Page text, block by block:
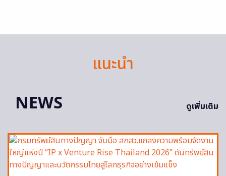
แนะนำ
NEWS
ดูเพิ่มเติม